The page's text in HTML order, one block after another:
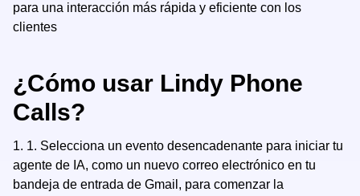
para una interacción más rápida y eficiente con los
clientes
¿Cómo usar Lindy Phone
Calls?
1. 1. Selecciona un evento desencadenante para iniciar tu
agente de IA, como un nuevo correo electrónico en tu
bandeja de entrada de Gmail, para comenzar la